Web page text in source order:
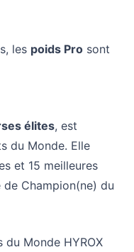
les poids Pro sont
élites, est
du Monde. Elle
et 15 meilleures
Champion(ne) du
du Monde HYROX